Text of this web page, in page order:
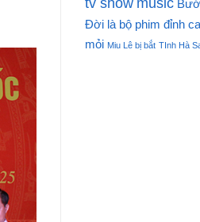
tv show music
Đời là bộ phim đỉnh
mỏi Miu Lê bị bắt TInh Hà